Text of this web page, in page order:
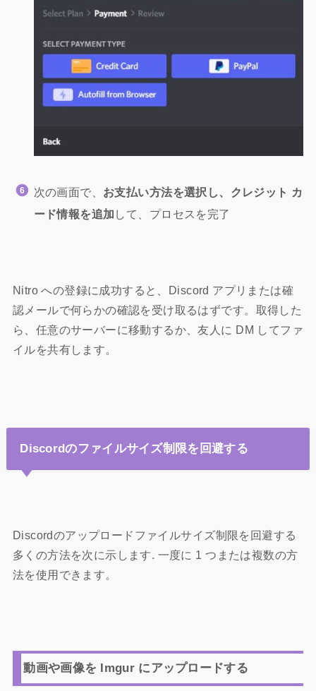
次の画面で、 お支払い方法を選択し、クレジット カ
ード情報を追加 して、プロセスを完了
Nitro への登録に成功すると、Discord アプリまたは確
認メールで何らかの確認を受け取るはずです。取得した
ら、任意のサーバーに移動するか、友人に DM してファ
イルを共有します。
Discordのファイルサイズ制限を回避する
Discordのアップロードファイルサイズ制限を回避する
多くの方法を次に示します. 一度に 1 つまたは複数の方
法を使用できます。
動画や画像を Imgur にアップロードする